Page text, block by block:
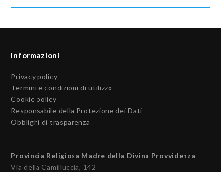
Informazioni
Privacy policy
Termini e condizioni di utilizzo
Cookie policy
Responsabile della Protezione dei Dati
Obblighi di trasparenza
Provincia Religiosa Madre della Divina Provvidenza
Via della Camilluccia, 142